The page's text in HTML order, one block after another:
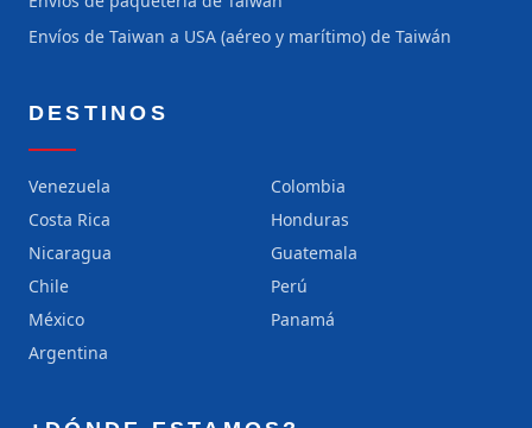
Envíos de Taiwan a USA (aéreo y marítimo) de Taiwán
DESTINOS
Venezuela
Colombia
Costa Rica
Honduras
Nicaragua
Guatemala
Chile
Perú
México
Panamá
Argentina